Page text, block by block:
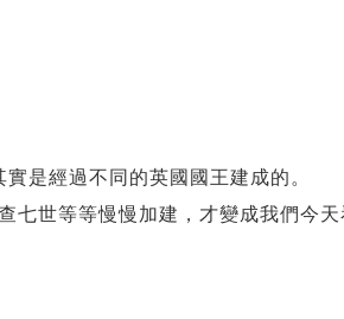
實是經過不同的英國國王建成的。
七世等等慢慢加建，才變成我們今天